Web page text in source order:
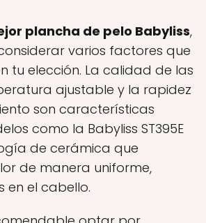
plancha de pelo Babyliss,
varios factores que
tu elección. La calidad de las
ajustable y la rapidez
son características
como la Babyliss ST395E
de cerámica que
de manera uniforme,
en el cabello.